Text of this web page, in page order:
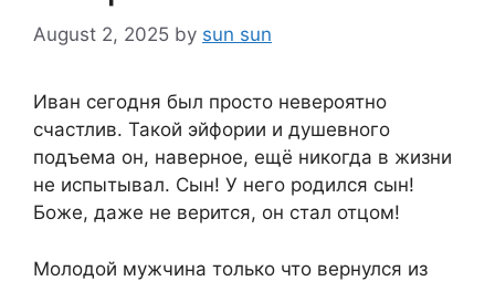
August 2, 2025 by sun sun
Иван сегодня был просто невероятно
счастлив. Такой эйфории и душевного
подъема он, наверное, ещё никогда в жизни
не испытывал. Сын! У него родился сын!
Боже, даже не верится, он стал отцом!
Молодой мужчина только что вернулся из